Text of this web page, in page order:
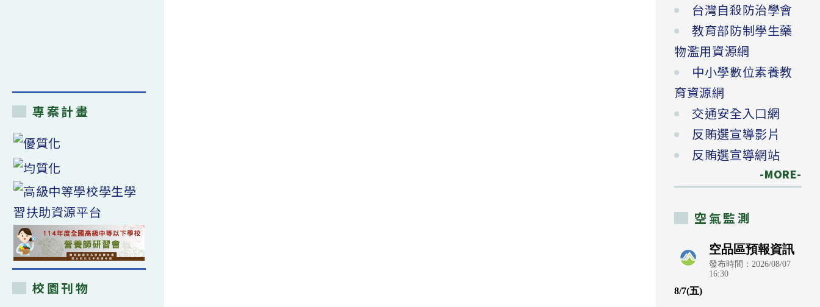
專案計畫
校園刊物
台灣自殺防治學會
教育部防制學生藥
物濫用資源網
中小學數位素養教
育資源網
交通安全入口網
反賄選宣導影片
反賄選宣導網站
-MORE-
空氣監測